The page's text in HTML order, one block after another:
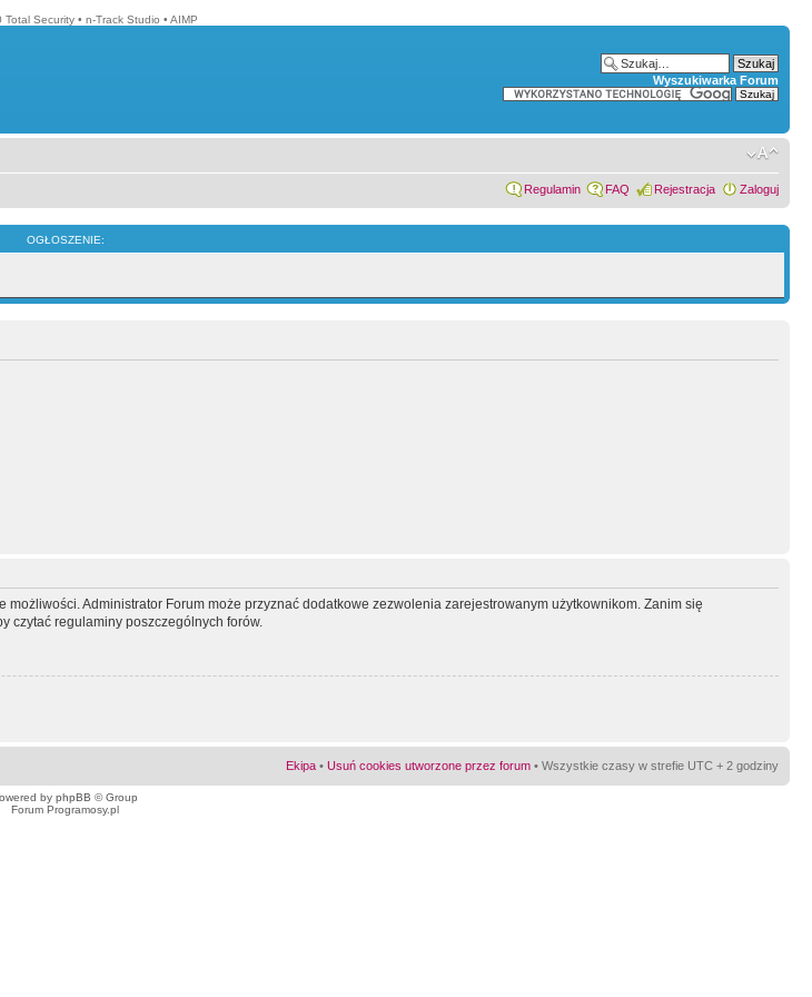
Total Security • n-Track Studio • AIMP
Wyszukiwarka Forum
Regulamin FAQ Rejestracja Zaloguj
OGŁOSZENIE:
Administrator Forum może przyznać dodatkowe zezwolenia zarejestrowanym użytkownikom. Zanim się
czytać regulaminy poszczególnych forów.
Ekipa • Usuń cookies utworzone przez forum • Wszystkie czasy w strefie UTC + 2 godziny
by phpBB © Group
Forum Programosy.pl